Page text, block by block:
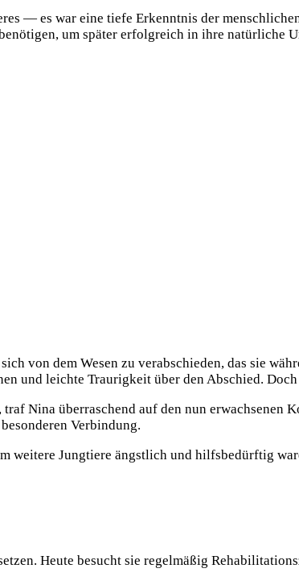
— es war eine tiefe Erkenntnis der
um später erfolgreich in ihre natürliche
von dem Wesen zu verabschieden, das sie
und leichte Traurigkeit über den Abschied.
Nina überraschend auf den nun erwachsenen
Verbindung.
weitere Jungtiere ängstlich und hilfsbedürftig
Heute besucht sie regelmäßig